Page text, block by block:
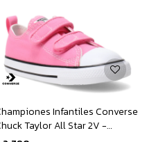
Infantiles Converse
Taylor All Star 2V -